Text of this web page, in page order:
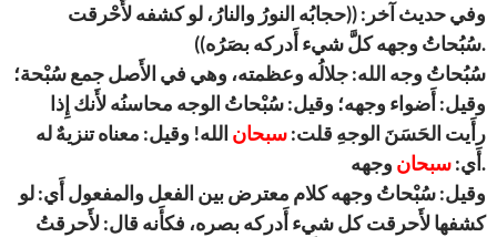
وفي حديث آخر: ((حجابُه النورُ والنارُ، لو كشفه لأَحْرقت
سُبُحاتُ وجهه كلَّ شيء أَدركه بصَرُه)).
سُبُحاتُ وجه الله: جلالُه وعظمته، وهي في الأَصل جمع سُبْحة؛
وقيل: أَضواء وجهه؛ وقيل: سُبْحاتُ الوجه محاسنُه لأَنك إِذا
رأَيت الحَسَنَ الوجهِ قلت:سبحان الله! وقيل: معناه تنزيهٌ له
أَي:سبحان
وجهه.
وقيل: سُبْحاتُ وجهه كلام معترض بين الفعل والمفعول أَي: لو
كشفها لأَحرقت كل شيء أَدركه بصره، فكأَنه قال: لأَحرقتُ